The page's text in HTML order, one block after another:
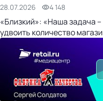
28.07.2026 4 148
«Близкий»: «Наша задача
удвоить количество